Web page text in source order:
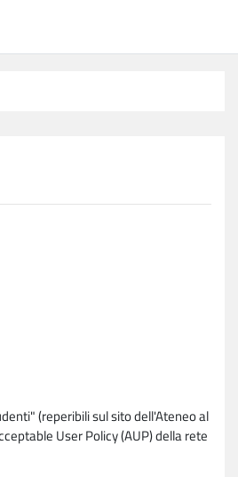
(reperibili sul sito dell'Ateneo al
User Policy (AUP) della rete